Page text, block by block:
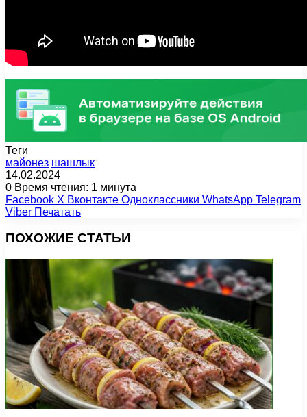
Теги
майонез шашлык
14.02.2024
0 Время чтения: 1 минута
Facebook X Вконтакте Одноклассники WhatsApp Telegram
Viber Печатать
ПОХОЖИЕ СТАТЬИ